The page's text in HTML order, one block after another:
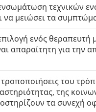
τεχνικών
να μειώσει τα
ενός θεραπευτή
απαραίτητη για την
του
της
τα συνεχή